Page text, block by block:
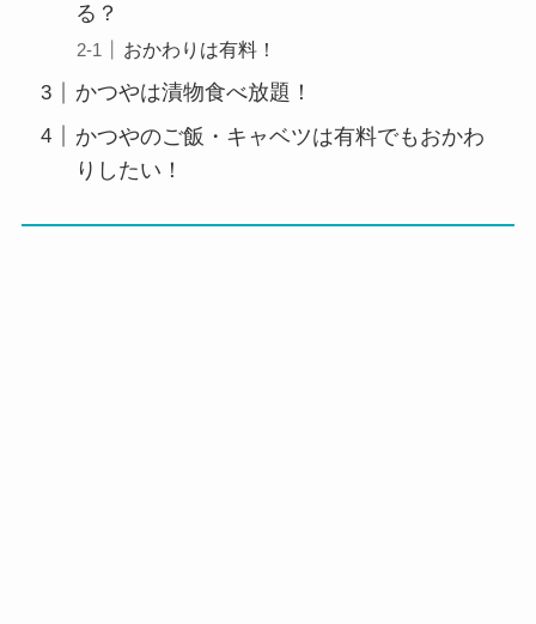
る？
おかわりは有料！
かつやは漬物食べ放題！
かつやのご飯・キャベツは有料でもおかわ
りしたい！